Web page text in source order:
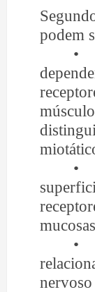
podem
•
•
•